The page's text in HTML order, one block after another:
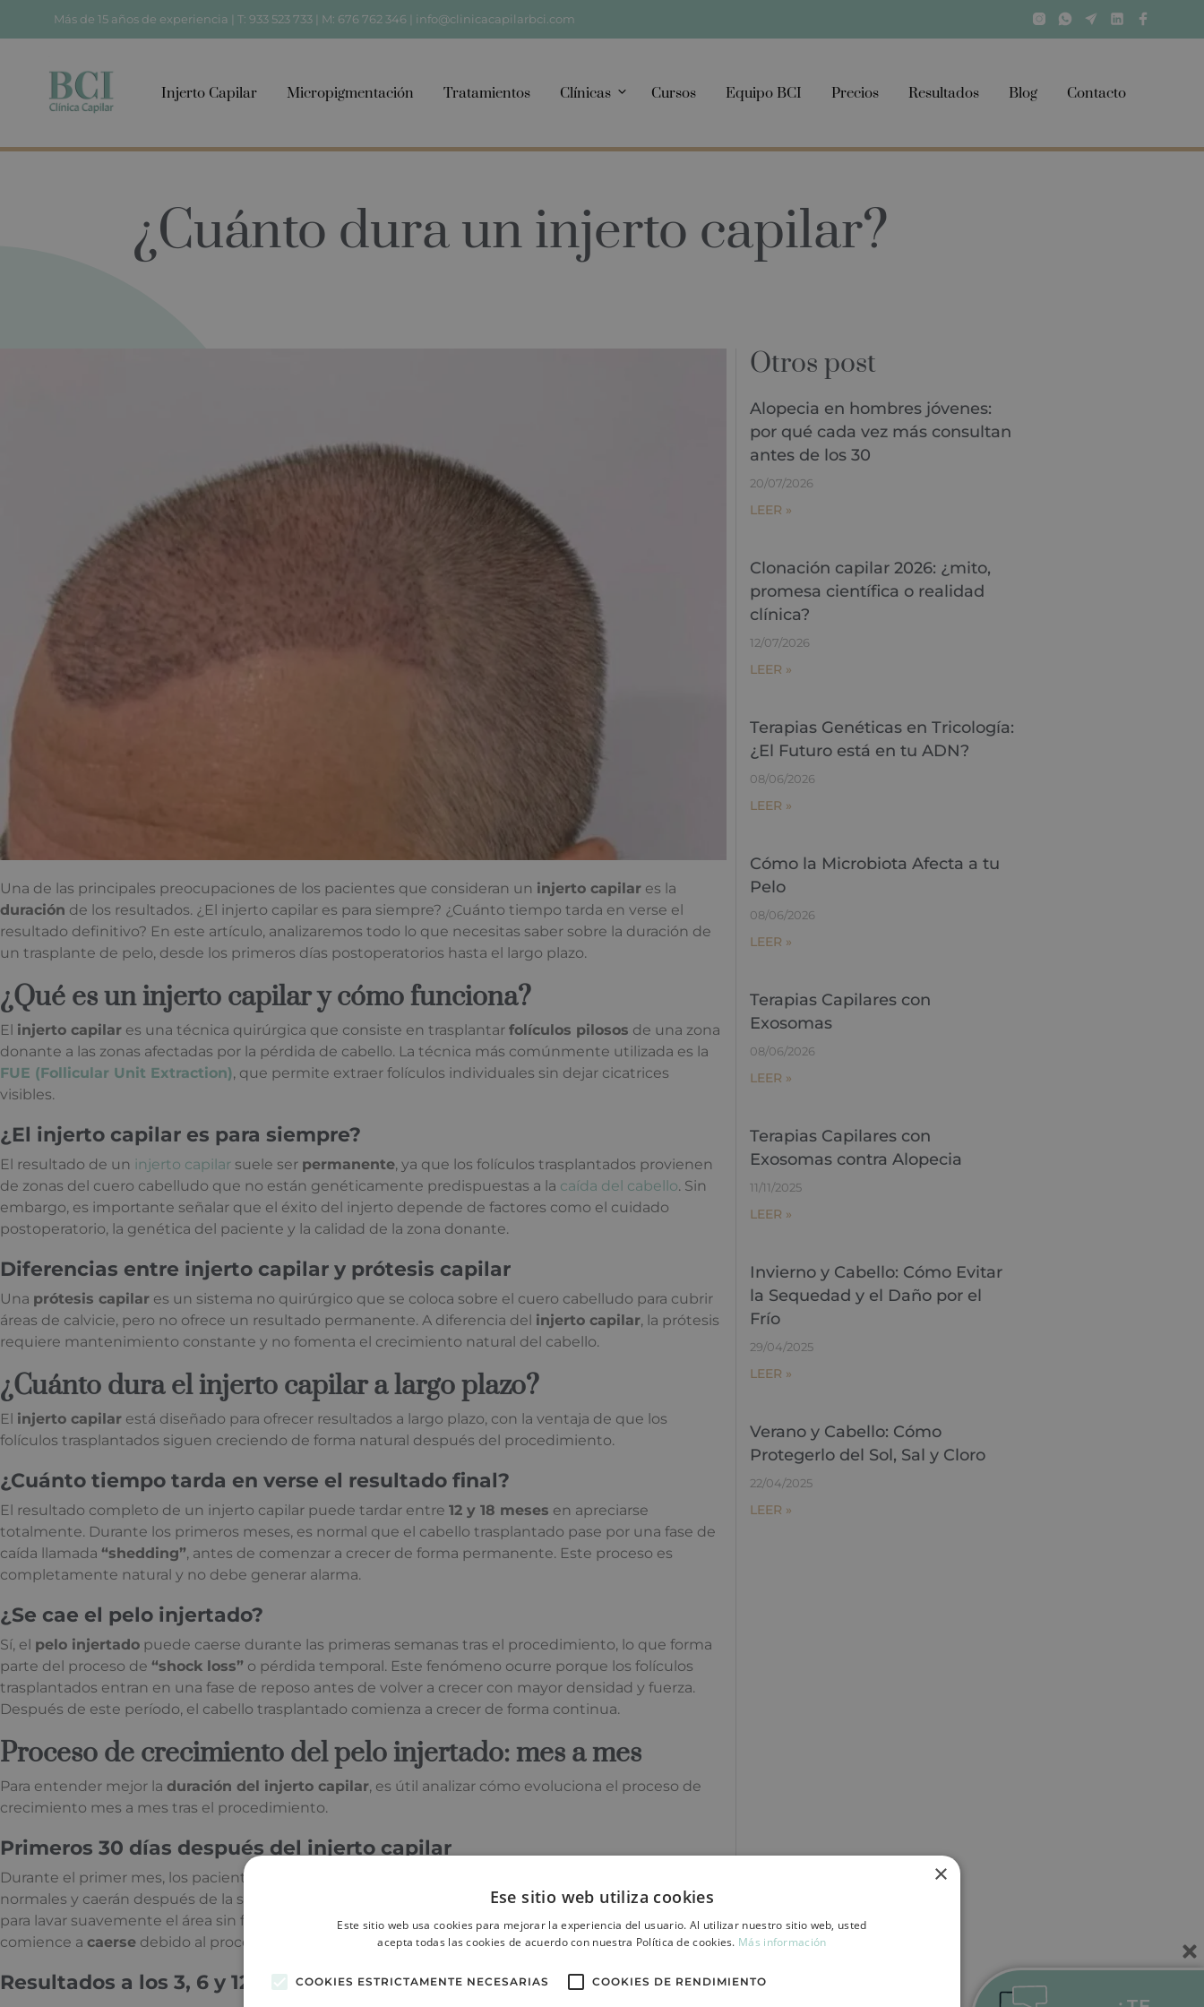
Más de 15 años de experiencia | T: 933 523 733 | M: 676 762 346 | info@clinicacapilarbci.com
Injerto Capilar Micropigmentación Tratamientos Clínicas Cursos Equipo BCI Precios Resultados Blog Contacto
¿Cuánto dura un injerto capilar?
Una de las principales preocupaciones de los pacientes que consideran un injerto capilar es la
duración de los resultados. ¿El injerto capilar es para siempre? ¿Cuánto tiempo tarda en verse el
resultado definitivo? En este artículo, analizaremos todo lo que necesitas saber sobre la duración de
un trasplante de pelo, desde los primeros días postoperatorios hasta el largo plazo.
¿Qué es un injerto capilar y cómo funciona?
El injerto capilar es una técnica quirúrgica que consiste en trasplantar folículos pilosos de una zona
donante a las zonas afectadas por la pérdida de cabello. La técnica más comúnmente utilizada es la
FUE (Follicular Unit Extraction), que permite extraer folículos individuales sin dejar cicatrices
visibles.
¿El injerto capilar es para siempre?
El resultado de un injerto capilar suele ser permanente, ya que los folículos trasplantados provienen
de zonas del cuero cabelludo que no están genéticamente predispuestas a la caída del cabello. Sin
embargo, es importante señalar que el éxito del injerto depende de factores como el cuidado
postoperatorio, la genética del paciente y la calidad de la zona donante.
Diferencias entre injerto capilar y prótesis capilar
Una prótesis capilar es un sistema no quirúrgico que se coloca sobre el cuero cabelludo para cubrir
áreas de calvicie, pero no ofrece un resultado permanente. A diferencia del injerto capilar, la prótesis
requiere mantenimiento constante y no fomenta el crecimiento natural del cabello.
¿Cuánto dura el injerto capilar a largo plazo?
El injerto capilar está diseñado para ofrecer resultados a largo plazo, con la ventaja de que los
folículos trasplantados siguen creciendo de forma natural después del procedimiento.
¿Cuánto tiempo tarda en verse el resultado final?
El resultado completo de un injerto capilar puede tardar entre 12 y 18 meses en apreciarse
totalmente. Durante los primeros meses, es normal que el cabello trasplantado pase por una fase de
caída llamada “shedding”, antes de comenzar a crecer de forma permanente. Este proceso es
completamente natural y no debe generar alarma.
¿Se cae el pelo injertado?
Sí, el pelo injertado puede caerse durante las primeras semanas tras el procedimiento, lo que forma
parte del proceso de “shock loss” o pérdida temporal. Este fenómeno ocurre porque los folículos
trasplantados entran en una fase de reposo antes de volver a crecer con mayor densidad y fuerza.
Después de este período, el cabello trasplantado comienza a crecer de forma continua.
Proceso de crecimiento del pelo injertado: mes a mes
Para entender mejor la duración del injerto capilar, es útil analizar cómo evoluciona el proceso de
crecimiento mes a mes tras el procedimiento.
Primeros 30 días después del injerto capilar
Durante el primer mes, los pacientes pueden notar
normales y caerán después de la segunda semana. Es esencial seguir las instrucciones del médico
para lavar suavemente el área sin frotar. En este período, también es común que el pelo injertado
comience a caerse debido al proceso de “shock loss.”
Resultados a los 3, 6 y 12 meses
Otros post
Alopecia en hombres jóvenes:
por qué cada vez más consultan
antes de los 30
20/07/2026
LEER »
Clonación capilar 2026: ¿mito,
promesa científica o realidad
clínica?
12/07/2026
LEER »
Terapias Genéticas en Tricología:
¿El Futuro está en tu ADN?
08/06/2026
LEER »
Cómo la Microbiota Afecta a tu
Pelo
08/06/2026
LEER »
Terapias Capilares con
Exosomas
08/06/2026
LEER »
Terapias Capilares con
Exosomas contra Alopecia
11/11/2025
LEER »
Invierno y Cabello: Cómo Evitar
la Sequedad y el Daño por el
Frío
29/04/2025
LEER »
Verano y Cabello: Cómo
Protegerlo del Sol, Sal y Cloro
22/04/2025
LEER »
×
Ese sitio web utiliza cookies
Este sitio web usa cookies para mejorar la experiencia del usuario. Al utilizar nuestro sitio web, usted
acepta todas las cookies de acuerdo con nuestra Política de cookies. Más información
COOKIES ESTRICTAMENTE NECESARIAS COOKIES DE RENDIMIENTO